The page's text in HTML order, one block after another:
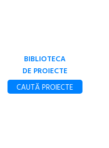
BIBLIOTECA
DE PROIECTE
CAUTĂ PROIECTE